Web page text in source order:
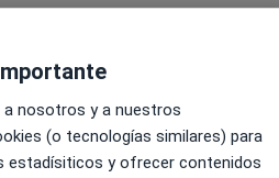
de búsqueda, se convierte en
puedes seguir? Sigue leyendo para
nosotros y a nuestros
(o tecnologías similares) para
estadísiticos y ofrecer contenidos